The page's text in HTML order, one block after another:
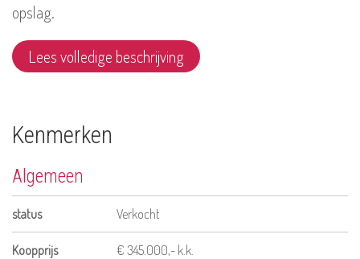
opslag.
Lees volledige beschrijving
Kenmerken
Algemeen
status Verkocht
Koopprijs € 345.000,- k.k.